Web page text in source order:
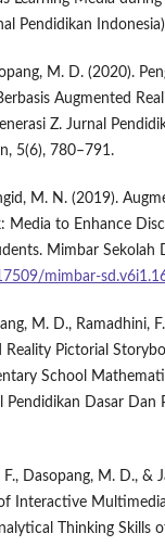
Pendidikan
M. D. (2020).
Augmented
Z. Jurnal
5(6), 780–791.
M. N. (2019).
Media to Enhance
Mimbar Sekolah
mimbar-
M. D., Ramadhini,
Reality Pictorial
School
Pendidikan Dasar Dan
F., Dasopang, M. D., &
Interactive
Thinking Skills